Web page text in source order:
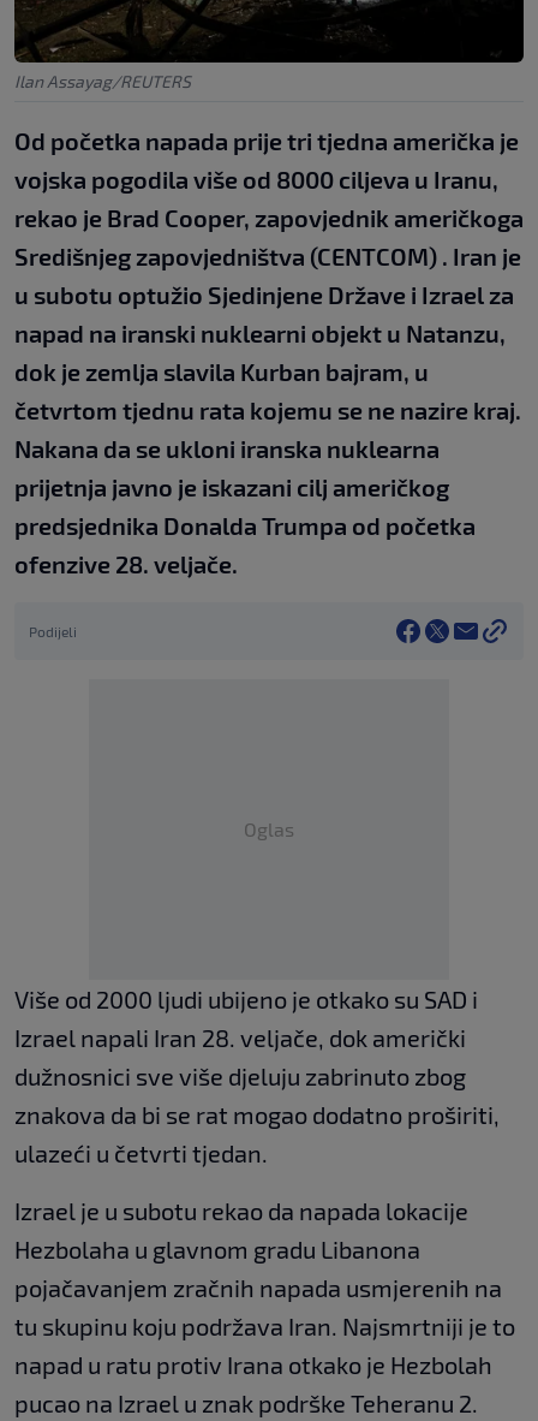
Ilan Assayag/REUTERS
Od početka napada prije tri tjedna američka je
vojska pogodila više od 8000 ciljeva u Iranu,
rekao je Brad Cooper, zapovjednik američkoga
Središnjeg zapovjedništva (CENTCOM) . Iran je
u subotu optužio Sjedinjene Države i Izrael za
napad na iranski nuklearni objekt u Natanzu,
dok je zemlja slavila Kurban bajram, u
četvrtom tjednu rata kojemu se ne nazire kraj.
Nakana da se ukloni iranska nuklearna
prijetnja javno je iskazani cilj američkog
predsjednika Donalda Trumpa od početka
ofenzive 28. veljače.
Podijeli
Oglas
Više od 2000 ljudi ubijeno je otkako su SAD i
Izrael napali Iran 28. veljače, dok američki
dužnosnici sve više djeluju zabrinuto zbog
znakova da bi se rat mogao dodatno proširiti,
ulazeći u četvrti tjedan.
Izrael je u subotu rekao da napada lokacije
Hezbolaha u glavnom gradu Libanona
pojačavanjem zračnih napada usmjerenih na
tu skupinu koju podržava Iran. Najsmrtniji je to
napad u ratu protiv Irana otkako je Hezbolah
pucao na Izrael u znak podrške Teheranu 2.